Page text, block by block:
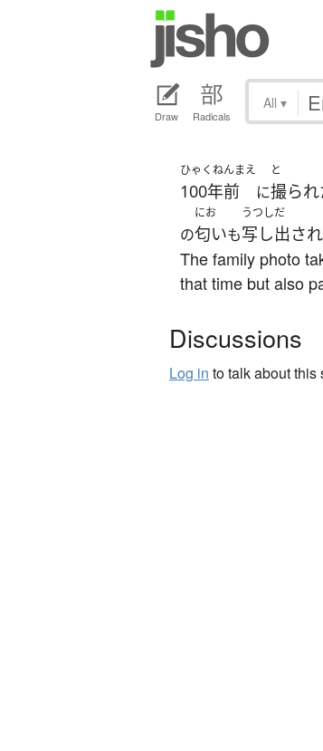
Draw Radicals
All ▾
ひゃくねんまえ
100年前 に
と
撮られ
の
にお
匂いも
うつしだ
写し出さ
The family photo
that time but also
Discussions
Log in to talk about this